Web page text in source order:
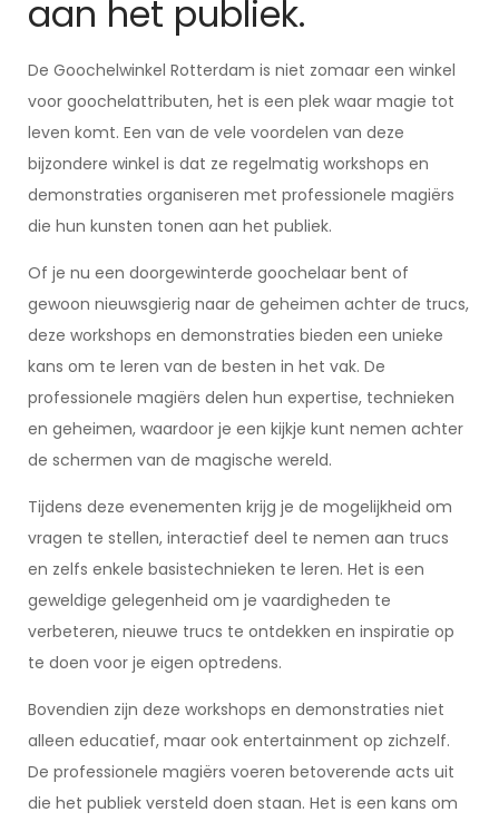
aan het publiek.
De Goochelwinkel Rotterdam is niet zomaar een winkel
voor goochelattributen, het is een plek waar magie tot
leven komt. Een van de vele voordelen van deze
bijzondere winkel is dat ze regelmatig workshops en
demonstraties organiseren met professionele magiërs
die hun kunsten tonen aan het publiek.
Of je nu een doorgewinterde goochelaar bent of
gewoon nieuwsgierig naar de geheimen achter de trucs,
deze workshops en demonstraties bieden een unieke
kans om te leren van de besten in het vak. De
professionele magiërs delen hun expertise, technieken
en geheimen, waardoor je een kijkje kunt nemen achter
de schermen van de magische wereld.
Tijdens deze evenementen krijg je de mogelijkheid om
vragen te stellen, interactief deel te nemen aan trucs
en zelfs enkele basistechnieken te leren. Het is een
geweldige gelegenheid om je vaardigheden te
verbeteren, nieuwe trucs te ontdekken en inspiratie op
te doen voor je eigen optredens.
Bovendien zijn deze workshops en demonstraties niet
alleen educatief, maar ook entertainment op zichzelf.
De professionele magiërs voeren betoverende acts uit
die het publiek versteld doen staan. Het is een kans om